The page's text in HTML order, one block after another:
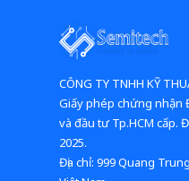
CÔNG TY TNHH KỸ
Giấy phép chứng nhận
và đầu tư Tp.HCM cấp.
2025.
​​​​​​​Địa chỉ: 999 Quang